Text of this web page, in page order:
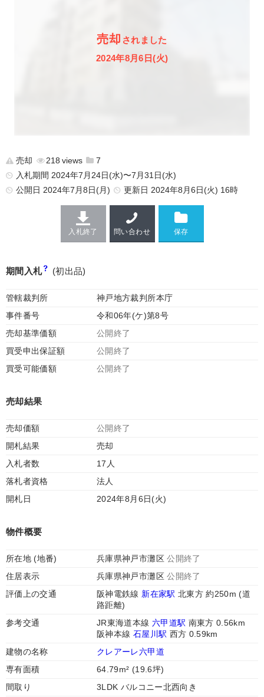
売却 されました
2024年8月6日(火)
売却 218
7
入札期間 2024年7月24日(水)〜7月31日(水)
公開日 2024年7月8日(月) 更新日 2024年8月6日(火) 16時
入札終了 問い合わせ
期間入札 (初出品)
管轄裁判所
神戸地方裁判所本庁
事件番号
令和06年(ケ)第8号
売却基準価額
公開終了
買受申出保証額
公開終了
買受可能価額
公開終了
売却結果
売却価額
公開終了
開札結果
売却
入札者数
17人
落札者資格
法人
開札日
2024年8月6日(火)
物件概要
所在地 (地番) 兵庫県神戸市灘区公開終了
住居表示
兵庫県神戸市灘区公開終了
評価上の交通
阪神電鉄線 新在家駅 北東方 約250m (道
路距離)
参考交通
JR東海道本線 六甲道駅 南東方 0.56km
阪神本線 石屋川駅 西方 0.59km
建物の名称
クレアーレ六甲道
専有面積
64.79m² (19.6坪)
間取り
3LDK バルコニー北西向き